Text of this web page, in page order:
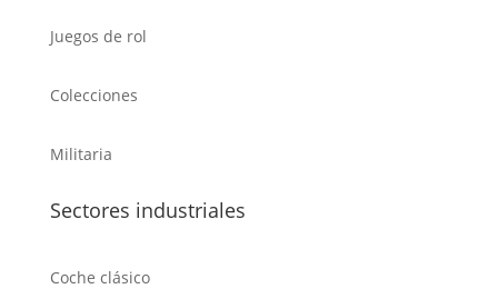
Juegos de rol
Colecciones
Militaria
Sectores industriales
Coche clásico